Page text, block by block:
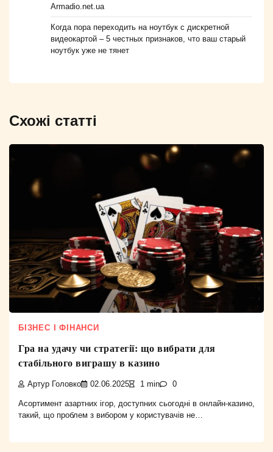
Armadio.net.ua
Когда пора переходить на ноутбук с дискретной
видеокартой – 5 честных признаков, что ваш старый
ноутбук уже не тянет
Схожі статті
БІЗНЕС І ФІНАНСИ
Гра на удачу чи стратегії: що вибрати для
стабільного виграшу в казино
Артур Головко 02.06.2025 1 min 0
Асортимент азартних ігор, доступних сьогодні в онлайн-казино,
такий, що проблем з вибором у користувачів не…